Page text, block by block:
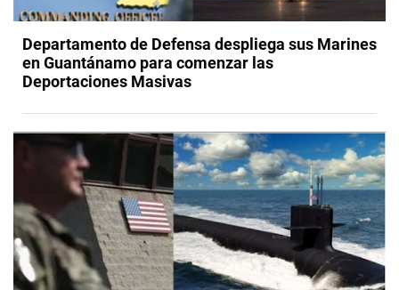
Departamento de Defensa despliega sus Marines
en Guantánamo para comenzar las
Deportaciones Masivas